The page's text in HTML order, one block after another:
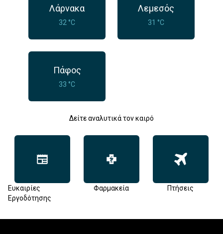
Λάρνακα
32 °C
Λεμεσός
31 °C
Πάφος
33 °C
Δείτε αναλυτικά τον καιρό
Ευκαιρίες
Εργοδότησης
Φαρμακεία Πτήσεις